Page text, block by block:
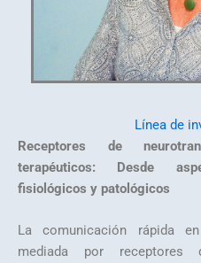
Línea de
Receptores de
terapéuticos: Desde
fisiológicos y patológicos
La comunicación rápida
mediada por receptores